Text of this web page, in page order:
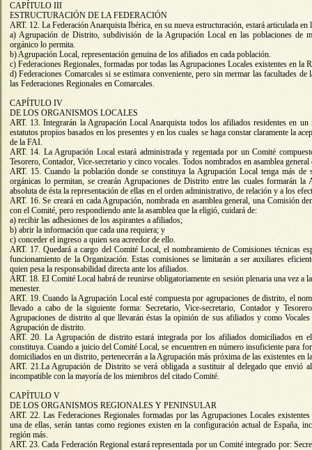
CAPÍTULO III
ESTRUCTURACIÓN DE LA FEDERACIÓN
ART. 12. La Federación Anarquista Ibérica, en su nueva estructuración, estará articulada
a) Agrupación de Distrito, subdivisión de la Agrupación Local en las poblaciones de
orgánico lo permita.
b) Agrupación Local, representación genuina de los afiliados en cada población.
c) Federaciones Regionales, formadas por todas las Agrupaciones Locales existentes en la
d) Federaciones Comarcales si se estimara conveniente, pero sin mermar las facultades
las Federaciones Regionales en Comarcales.
CAPÍTULO IV
DE LOS ORGANISMOS LOCALES
ART. 13. Integrarán la Agrupación Local Anarquista todos los afiliados residentes en
estatutos propios basados en los presentes y en los cuales se haga constar claramente la
de la FAI.
ART. 14. La Agrupación Local estará administrada y regentada por un Comité
Tesorero, Contador, Vice-secretario y cinco vocales. Todos nombrados en asamblea
ART. 15. Cuando la población donde se constituya la Agrupación Local tenga más de
orgánicas lo permitan, se crearán Agrupaciones de Distrito entre las cuales formarán la
absoluta de ésta la representación de ellas en el orden administrativo, de relación y a los
ART. 16. Se creará en cada Agrupación, nombrada en asamblea general, una Comisión
con el Comité, pero respondiendo ante la asamblea que la eligió, cuidará de:
a) recibir las adhesiones de los aspirantes a afiliados;
b) abrir la información que cada una requiera; y
c) conceder el ingreso a quien sea acreedor de ello.
ART. 17. Quedará a cargo del Comité Local, el nombramiento de Comisiones técnicas
funcionamiento de la Organización. Estas comisiones se limitarán a ser auxiliares
quien pesa la responsabilidad directa ante los afiliados.
ART. 18. EI Comité Local habrá de reunirse obligatoriamente en sesión plenaria una vez a
menester.
ART. 19. Cuando la Agrupación Local esté compuesta por agrupaciones de distrito, el
llevado a cabo de la siguiente forma: Secretario, Vice-secretario, Contador y
Agrupaciones de distrito al que llevarán éstas la opinión de sus afiliados y como Vocales
Agrupación de distrito.
ART. 20. La Agrupación de distrito estará integrada por los afiliados domiciliados en
constituya. Cuando a juicio del Comité Local, se encuentren en número insuficiente para
domiciliados en un distrito, pertenecerán a la Agrupación más próxima de las existentes en
ART. 21.La Agrupación de Distrito se verá obligada a sustituir al delegado que envió
incompatible con la mayoría de los miembros del citado Comité.
CAPÍTULO V
DE LOS ORGANISMOS REGIONALES Y PENINSULAR
ART. 22. Las Federaciones Regionales formadas por las Agrupaciones Locales
una de ellas, serán tantas como regiones existen en la configuración actual de España,
región más.
ART. 23. Cada Federación Regional estará representada por un Comité integrado por: